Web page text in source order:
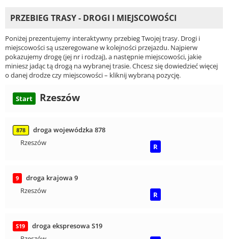
PRZEBIEG TRASY - DROGI I MIEJSCOWOŚCI
Poniżej prezentujemy interaktywny przebieg Twojej trasy. Drogi i
miejscowości są uszeregowane w kolejności przejazdu. Najpierw
pokazujemy drogę (jej nr i rodzaj), a następnie miejscowości, jakie
miniesz jadąc tą drogą na wybranej trasie. Chcesz się dowiedzieć więcej
o danej drodze czy miejscowości – kliknij wybraną pozycję.
Start Rzeszów
878
droga wojewódzka 878
Rzeszów
R
9
droga krajowa 9
Rzeszów
R
S19
droga ekspresowa S19